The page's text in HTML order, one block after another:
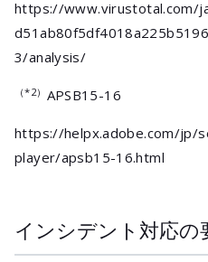
https://www.virustotal.com/
3/analysis/
（*2） APSB15-16
https://helpx.adobe.com/jp/
player/apsb15-16.html
インシデント対応の